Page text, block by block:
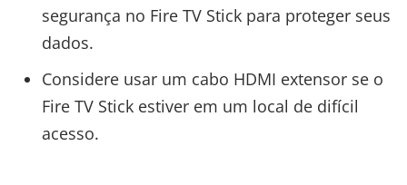
segurança no Fire TV Stick para proteger seus
dados.
Considere usar um cabo HDMI extensor se o
Fire TV Stick estiver em um local de difícil
acesso.